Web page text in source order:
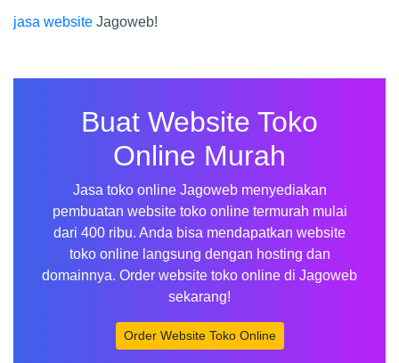
jasa website Jagoweb!
Buat Website Toko
Online Murah
Jasa toko online Jagoweb menyediakan
pembuatan website toko online termurah mulai
dari 400 ribu. Anda bisa mendapatkan website
toko online langsung dengan hosting dan
domainnya. Order website toko online di Jagoweb
sekarang!
Order Website Toko Online